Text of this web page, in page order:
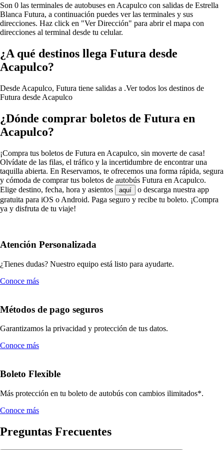
Son 0 las terminales de autobuses en Acapulco con salidas de Estrella
Blanca Futura, a continuación puedes ver las terminales y sus
direcciones. Haz click en "Ver Dirección" para abrir el mapa con
direcciones al terminal desde tu celular.
¿A qué destinos llega Futura desde
Acapulco?
Desde Acapulco, Futura tiene salidas a .Ver todos los destinos de
Futura desde Acapulco
¿Dónde comprar boletos de Futura en
Acapulco?
¡Compra tus boletos de Futura en Acapulco, sin moverte de casa!
Olvídate de las filas, el tráfico y la incertidumbre de encontrar una
taquilla abierta. En Reservamos, te ofrecemos una forma rápida, segura
y cómoda de comprar tus boletos de autobús Futura en Acapulco.
Elige destino, fecha, hora y asientos
aquí
o descarga nuestra app
gratuita para iOS o Android. Paga seguro y recibe tu boleto. ¡Compra
ya y disfruta de tu viaje!
Atención Personalizada
¿Tienes dudas? Nuestro equipo está listo para ayudarte.
Conoce más
Métodos de pago seguros
Garantizamos la privacidad y protección de tus datos.
Conoce más
Boleto Flexible
Más protección en tu boleto de autobús con cambios ilimitados*.
Conoce más
Preguntas Frecuentes